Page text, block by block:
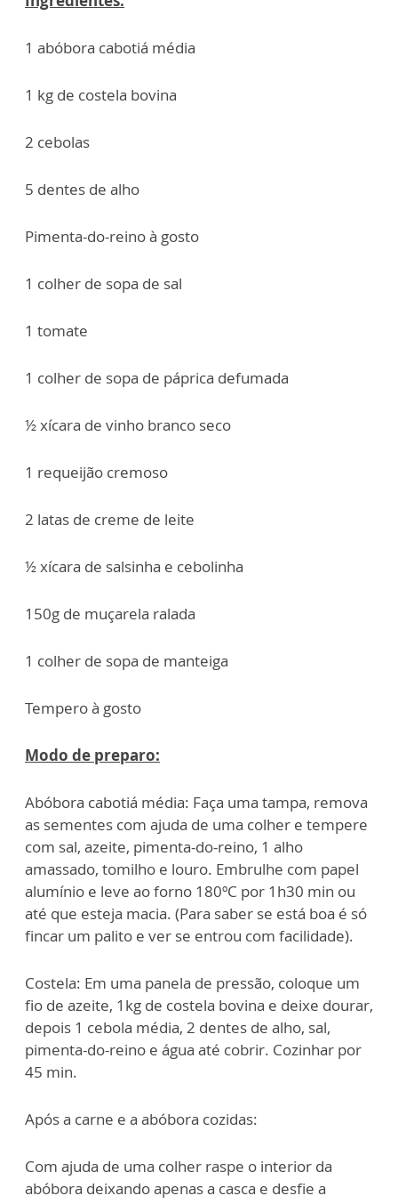
1 abóbora cabotiá média
1 kg de costela bovina
2 cebolas
5 dentes de alho
Pimenta-do-reino à gosto
1 colher de sopa de sal
1 tomate
1 colher de sopa de páprica defumada
½ xícara de vinho branco seco
1 requeijão cremoso
2 latas de creme de leite
½ xícara de salsinha e cebolinha
150g de muçarela ralada
1 colher de sopa de manteiga
Tempero à gosto
Modo de preparo:
Abóbora cabotiá média: Faça uma tampa, remova
as sementes com ajuda de uma colher e tempere
com sal, azeite, pimenta-do-reino, 1 alho
amassado, tomilho e louro. Embrulhe com papel
alumínio e leve ao forno 180ºC por 1h30 min ou
até que esteja macia. (Para saber se está boa é só
fincar um palito e ver se entrou com facilidade).
Costela: Em uma panela de pressão, coloque um
fio de azeite, 1kg de costela bovina e deixe dourar,
depois 1 cebola média, 2 dentes de alho, sal,
pimenta-do-reino e água até cobrir. Cozinhar por
45 min.
Após a carne e a abóbora cozidas:
Com ajuda de uma colher raspe o interior da
abóbora deixando apenas a casca e desfie a